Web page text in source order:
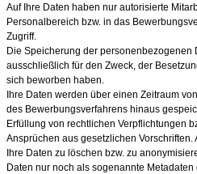
Auf Ihre Daten haben nur autorisierte
Personalbereich bzw. in das
Zugriff.
Die Speicherung der personenbezogenen
ausschließlich für den Zweck, der
sich beworben haben.
Ihre Daten werden über einen Zeitraum
des Bewerbungsverfahrens hinaus
Erfüllung von rechtlichen Verpflichtungen
Ansprüchen aus gesetzlichen
Ihre Daten zu löschen bzw. zu
Daten nur noch als sogenannte